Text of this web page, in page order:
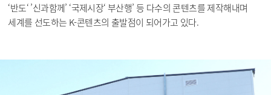
‘반도‘ ’신과함께’ ‘국제시장‘ 부산행’ 등 다수의 콘텐츠를 제작해내며
세계를 선도하는 K-콘텐츠의 출발점이 되어가고 있다.